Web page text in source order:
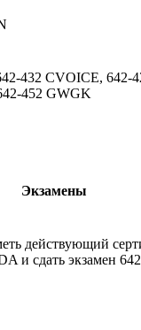
432 CVOICE, 642-
452 GWGK
Экзамены
действующий
и сдать экзамен